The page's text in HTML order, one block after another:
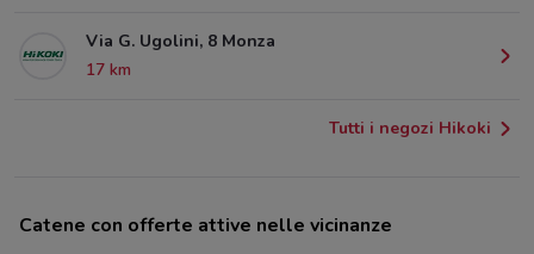
Via G. Ugolini, 8 Monza
17 km
Tutti i negozi Hikoki
Catene con offerte attive nelle vicinanze